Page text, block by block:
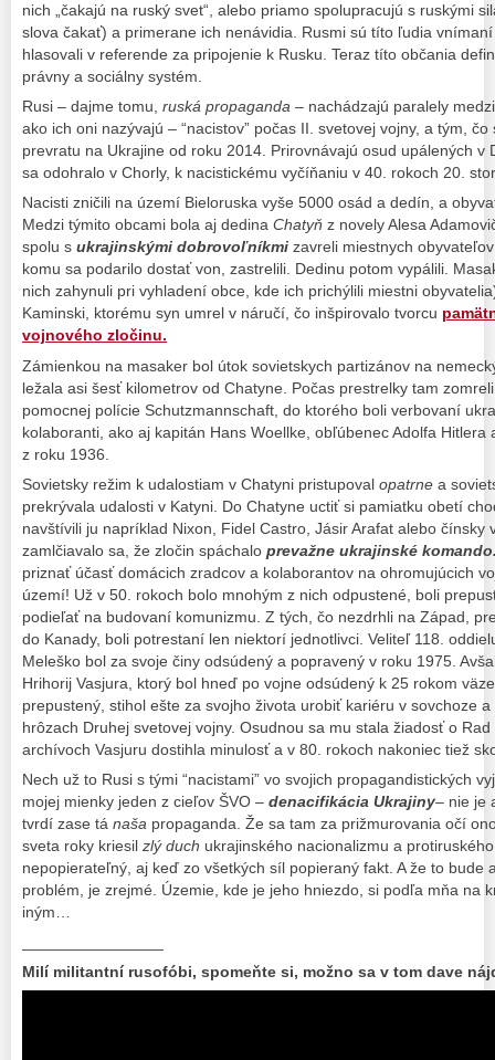
nich „čakajú na ruský svet“, alebo priamo spolupracujú s ruskými
slova čakať) a primerane ich nenávidia. Rusmi sú títo ľudia
hlasovali v referende za pripojenie k Rusku. Teraz títo občania
právny a sociálny systém.
Rusi – dajme tomu, ruská propaganda – nachádzajú paralely
ako ich oni nazývajú – “nacistov” počas II. svetovej vojny, a tým,
prevratu na Ukrajine od roku 2014. Prirovnávajú osud upálených v
sa odohralo v Chorly, k nacistickému vyčíňaniu v 40. rokoch 20.
Nacisti zničili na území Bieloruska vyše 5000 osád a dedín, a
Medzi týmito obcami bola aj dedina Chatyň z novely Alesa
spolu s ukrajinskými dobrovoľníkmi zavreli miestnych
komu sa podarilo dostať von, zastrelili. Dedinu potom vypálili.
nich zahynuli pri vyhladení obce, kde ich prichýlili miestni
Kaminski, ktorému syn umrel v náručí, čo inšpirovalo tvorcu
vojnového zločinu.
Zámienkou na masaker bol útok sovietskych partizánov na
ležala asi šesť kilometrov od Chatyne. Počas prestrelky tam
pomocnej polície Schutzmannschaft, do ktorého boli verbovaní
kolaboranti, ako aj kapitán Hans Woellke, obľúbenec Adolfa
z roku 1936.
Sovietsky režim k udalostiam v Chatyni pristupoval opatrne a
prekrývala udalosti v Katyni. Do Chatyne uctiť si pamiatku obetí
navštívili ju napríklad Nixon, Fidel Castro, Jásir Arafat alebo čínsky
zamlčiavalo sa, že zločin spáchalo prevažne ukrajinské
priznať účasť domácich zradcov a kolaborantov na ohromujúcich
území! Už v 50. rokoch bolo mnohým z nich odpustené, boli
podieľať na budovaní komunizmu. Z tých, čo nezdrhli na Západ,
do Kanady, boli potrestaní len niektorí jednotlivci. Veliteľ 118.
Meleško bol za svoje činy odsúdený a popravený v roku 1975.
Hrihorij Vasjura, ktorý bol hneď po vojne odsúdený k 25 rokom
prepustený, stihol ešte za svojho života urobiť kariéru v sovchoze
hrôzach Druhej svetovej vojny. Osudnou sa mu stala žiadosť o
archívoch Vasjuru dostihla minulosť a v 80. rokoch nakoniec tiež
Nech už to Rusi s tými “nacistami” vo svojich propagandistických
mojej mienky jeden z cieľov ŠVO – denacifikácia Ukrajiny– nie je
tvrdí zase tá naša propaganda. Že sa tam za prižmurovania očí
sveta roky kriesil zlý duch ukrajinského nacionalizmu a
nepopierateľný, aj keď zo všetkých síl popieraný fakt. A že to bude
problém, je zrejmé. Územie, kde je jeho hniezdo, si podľa mňa na
iným…
Milí militantní rusofóbi, spomeňte si, možno sa v tom dave